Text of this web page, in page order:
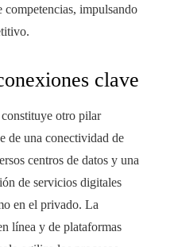
competencias, impulsando
clave
otro pilar
de una conectividad de
centros de datos y una
de servicios digitales
en el privado. La
línea y de plataformas